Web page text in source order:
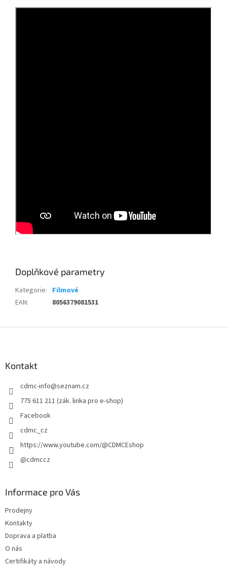
Doplňkové parametry
Kategorie: Filmové
EAN: 8056379081531
Kontakt
cdmc-info@seznam.cz
775 611 211 (zák. linka pro e-shop)
Facebook
cdmc_cz
https://www.youtube.com/@CDMCEshop
@cdmccz
Informace pro Vás
Prodejny
Kontakty
Doprava a platba
O nás
Certifikáty a návody